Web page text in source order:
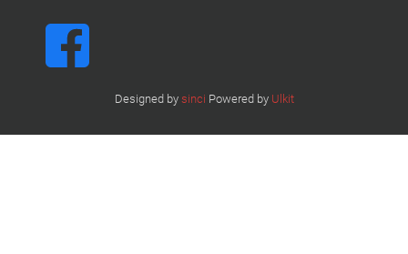
Designed by sinci Powered by Ulkit